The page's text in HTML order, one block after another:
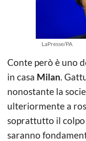
LaPresse/PA
Conte però è uno
in casa Milan.
nonostante la
ulteriormente a
soprattutto il colpo
saranno